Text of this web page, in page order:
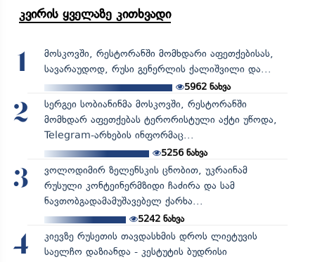
კვირის ყველაზე კითხვადი
1
მოსკოვში, რესტორანში მომხდარი აფეთქებისას,
სავარაუდოდ, რუსი გენერლის ქალიშვილი და...
5962 ნახვა
2
სერგეი სობიანინმა მოსკოვში, რესტორანში
მომხდარ აფეთქებას ტერორისტული აქტი უწოდა,
Telegram-არხების ინფორმაც...
5256ნახვა
3
ვოლოდიმირ ზელენსკის ცნობით, უკრაინამ
რუსული კონტეინერმზიდი ჩაძირა და სამ
ნავთობგადამამუშავებელ ქარხა...
5242ნახვა
4
კიევზე რუსეთის თავდასხმის დროს ლიეტუვის
საელჩო დაზიანდა - კესტუტის ბუდრისი